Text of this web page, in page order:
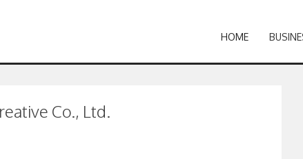
HOME
Co., Ltd.